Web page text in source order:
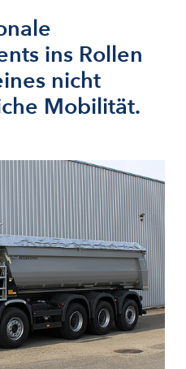
ins Rollen
nicht
Mobilität.